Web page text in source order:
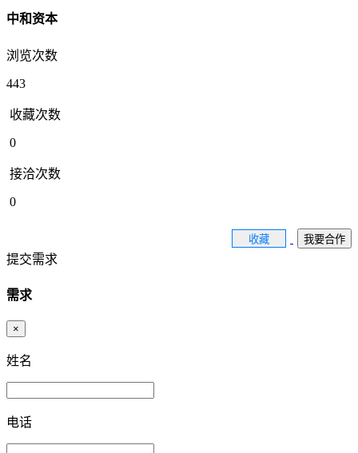
中和资本
浏览次数
443
收藏次数
0
接洽次数
0
收藏 我要合作
提交需求
需求
×
姓名
电话